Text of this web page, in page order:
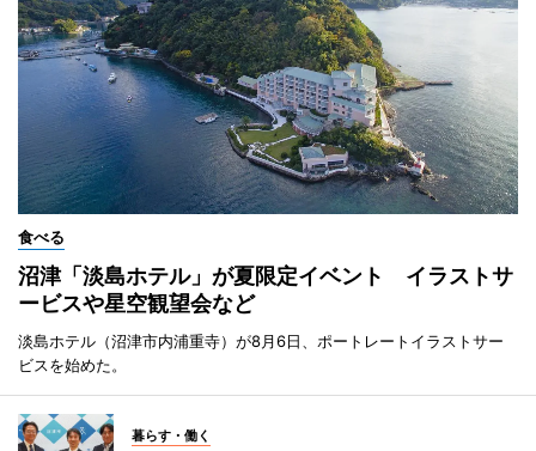
食べる
沼津「淡島ホテル」が夏限定イベント イラストサ
ービスや星空観望会など
淡島ホテル（沼津市内浦重寺）が8月6日、ポートレートイラストサー
ビスを始めた。
暮らす・働く